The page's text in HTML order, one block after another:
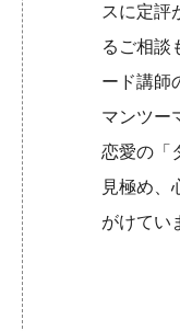
スに定評
るご相談
ード講師
マンツー
恋愛の「
見極め、
がけてい